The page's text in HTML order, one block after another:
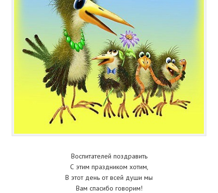
Воспитателей поздравить
С этим праздником хотим,
В этот день от всей души мы
Вам спасибо говорим!